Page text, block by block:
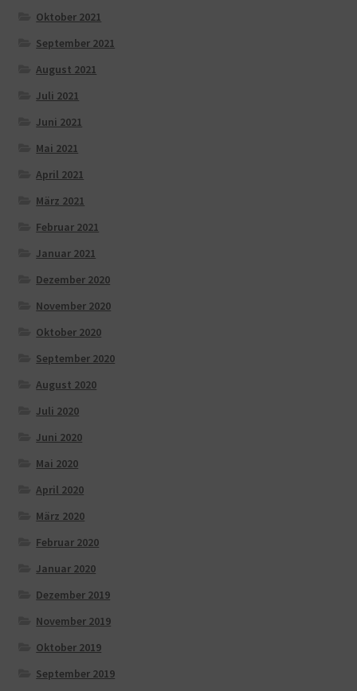
Oktober 2021
September 2021
August 2021
Juli 2021
Juni 2021
Mai 2021
April 2021
März 2021
Februar 2021
Januar 2021
Dezember 2020
November 2020
Oktober 2020
September 2020
August 2020
Juli 2020
Juni 2020
Mai 2020
April 2020
März 2020
Februar 2020
Januar 2020
Dezember 2019
November 2019
Oktober 2019
September 2019